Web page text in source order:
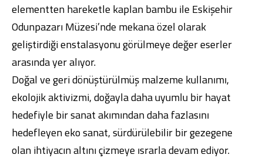
elementten hareketle kaplan bambu ile Eskişehir
Odunpazarı Müzesi’nde mekana özel olarak
geliştirdiği enstalasyonu görülmeye değer eserler
arasında yer alıyor.
Doğal ve geri dönüştürülmüş malzeme kullanımı,
ekolojik aktivizmi, doğayla daha uyumlu bir hayat
hedefiyle bir sanat akımından daha fazlasını
hedefleyen eko sanat, sürdürülebilir bir gezegene
olan ihtiyacın altını çizmeye ısrarla devam ediyor.